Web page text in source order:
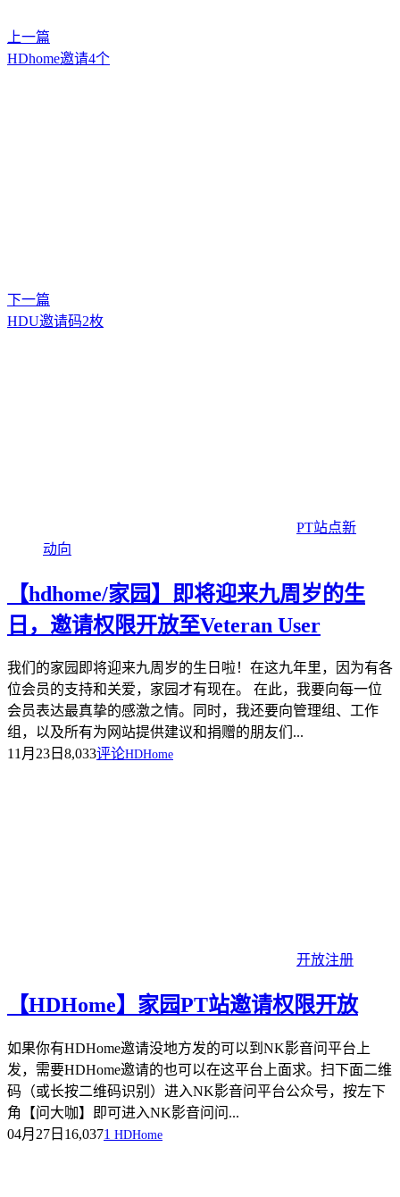
上一篇
HDhome邀请4个
下一篇
HDU邀请码2枚
PT站点新
动向
【hdhome/家园】即将迎来九周岁的生
日，邀请权限开放至Veteran User
我们的家园即将迎来九周岁的生日啦！在这九年里，因为有各
位会员的支持和关爱，家园才有现在。 在此，我要向每一位
会员表达最真挚的感激之情。同时，我还要向管理组、工作
组，以及所有为网站提供建议和捐赠的朋友们...
11月23日 8,033评论HDHome
开放注册
【HDHome】家园PT站邀请权限开放
如果你有HDHome邀请没地方发的可以到NK影音问平台上
发，需要HDHome邀请的也可以在这平台上面求。扫下面二维
码（或长按二维码识别）进入NK影音问平台公众号，按左下
角【问大咖】即可进入NK影音问问...
04月27日 16,0371 HDHome